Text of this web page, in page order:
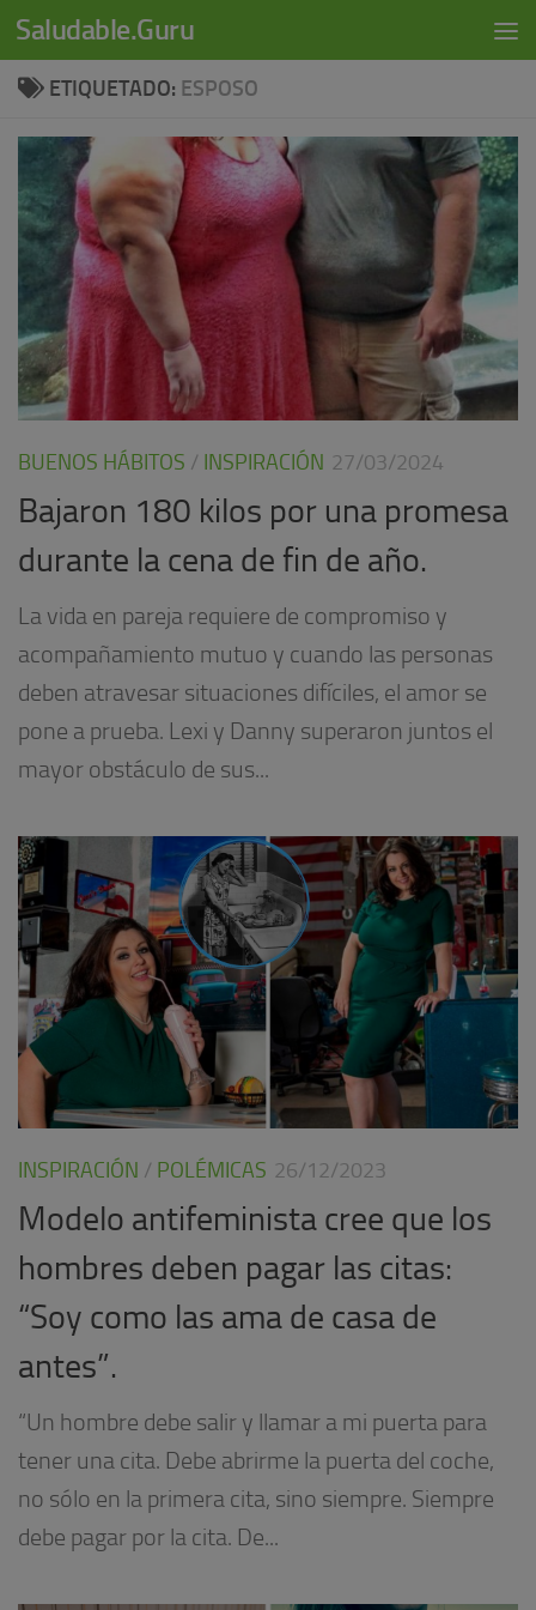
Skip to content
Saludable.Guru
ETIQUETADO: ESPOSO
BUENOS HÁBITOS / INSPIRACIÓN 27/03/2024
Bajaron 180 kilos por una promesa
durante la cena de fin de año.
La vida en pareja requiere de compromiso y
acompañamiento mutuo y cuando las personas
deben atravesar situaciones difíciles, el amor se
pone a prueba. Lexi y Danny superaron juntos el
mayor obstáculo de sus...
INSPIRACIÓN / POLÉMICAS 26/12/2023
Modelo antifeminista cree que los
hombres deben pagar las citas:
“Soy como las ama de casa de
antes”.
“Un hombre debe salir y llamar a mi puerta para
tener una cita. Debe abrirme la puerta del coche,
no sólo en la primera cita, sino siempre. Siempre
debe pagar por la cita. De...